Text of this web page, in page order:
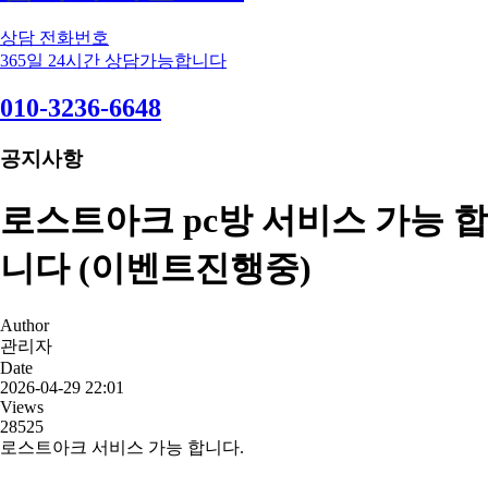
상담 전화번호
365일 24시간 상담가능합니다
010-3236-6648
공지사항
로스트아크 pc방 서비스 가능 합
니다 (이벤트진행중)
Author
관리자
Date
2026-04-29 22:01
Views
28525
로스트아크 서비스 가능 합니다.